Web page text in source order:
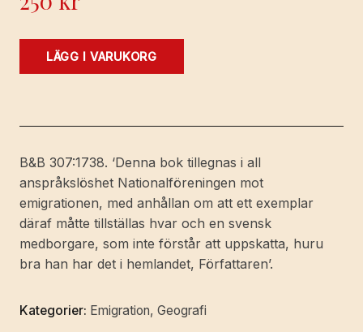
Rubensons
LÄGG I VARUKORG
B&B 307:1738. ‘Denna bok tillegnas i all
anspråkslöshet Nationalföreningen mot
emigrationen, med anhållan om att ett exemplar
däraf måtte tillställas hvar och en svensk
medborgare, som inte förstår att uppskatta, huru
bra han har det i hemlandet, Författaren’.
Kategorier: Emigration, Geografi